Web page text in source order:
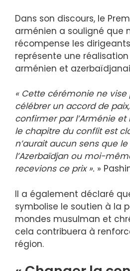
Dans son discours, le
arménien a souligné que
récompense les
représente une
arménien et
« Cette cérémonie ne
célébrer un accord de
confirmer par l’Arménie et
le chapitre du conflit est
n’aurait aucun sens que
l’Azerbaïdjan ou moi-
recevions ce prix ». »
Il a également déclaré
symbolise le soutien à la
mondes musulman et
cela contribuera à
région.